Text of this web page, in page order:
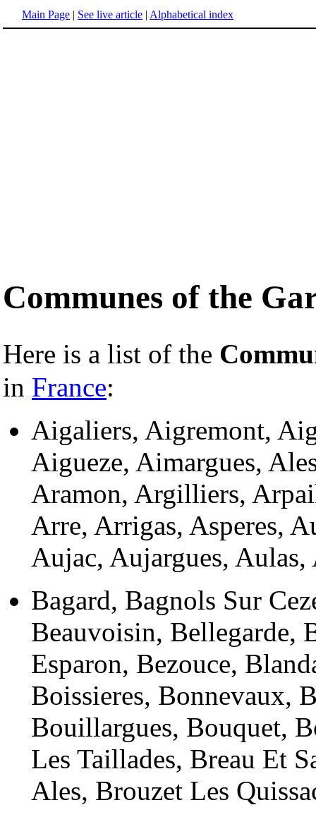
Main Page | See live article | Alphabetical index
Communes of the
Here is a list of the
in France:
Aigaliers, Aigremont,
Aigueze, Aimargues,
Aramon, Argilliers,
Arre, Arrigas, Asperes,
Aujac, Aujargues, Aulas,
Bagard, Bagnols Sur
Beauvoisin, Bellegarde,
Esparon, Bezouce,
Boissieres, Bonnevaux,
Bouillargues, Bouquet,
Les Taillades, Breau Et
Ales, Brouzet Les